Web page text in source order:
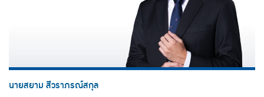
นายสยาม สีวราภรณ์สกุล